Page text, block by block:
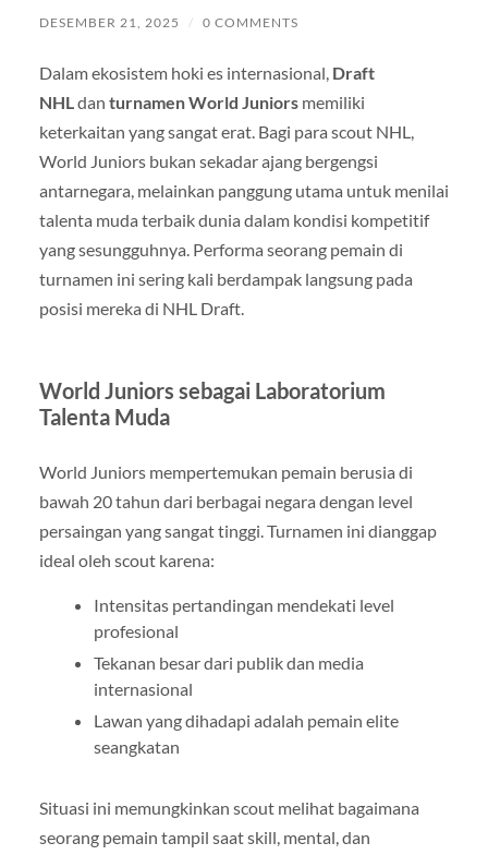
DESEMBER 21, 2025 / 0 COMMENTS
Dalam ekosistem hoki es internasional, Draft
NHLdan turnamen World Juniorsmemiliki
keterkaitan yang sangat erat. Bagi para scout NHL,
World Juniors bukan sekadar ajang bergengsi
antarnegara, melainkan panggung utama untuk menilai
talenta muda terbaik dunia dalam kondisi kompetitif
yang sesungguhnya. Performa seorang pemain di
turnamen ini sering kali berdampak langsung pada
posisi mereka di NHL Draft.
World Juniors sebagai Laboratorium
Talenta Muda
World Juniors mempertemukan pemain berusia di
bawah 20 tahun dari berbagai negara dengan level
persaingan yang sangat tinggi. Turnamen ini dianggap
ideal oleh scout karena:
Intensitas pertandingan mendekati level
profesional
Tekanan besar dari publik dan media
internasional
Lawan yang dihadapi adalah pemain elite
seangkatan
Situasi ini memungkinkan scout melihat bagaimana
seorang pemain tampil saat skill, mental, dan